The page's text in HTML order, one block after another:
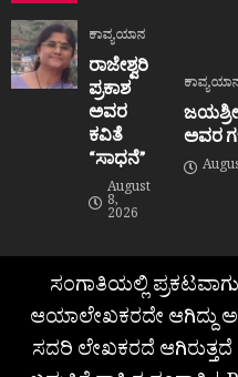
ಕಾವ್ಯಯಾನ
ರಾಜೇಶ್ವರಿ
ಪ್ರಕಾಶ
ಅವರ
ಕವಿತೆ
“ಸಾಧನೆ”
August
8,
2026
ಅವರ
ಸಂಗಾತಿಯಲ್ಲಿ
ಆಯಾಲೇಖಕರದೇ ಆಗಿದ್ದು
ಸದರಿ ಲೇಖಕರದೆ